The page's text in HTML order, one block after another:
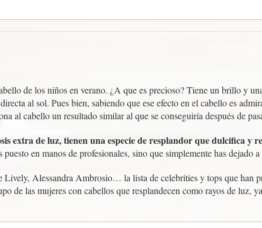
de los niños en verano. ¿A que es precioso? Tiene un brillo y
al sol. Pues bien, sabiendo que ese efecto en el cabello es
al cabello un resultado similar al que se conseguiría después de
extra de luz, tienen una especie de resplandor que dulcifica y
en manos de profesionales, sino que simplemente has dejado
Lively, Alessandra Ambrosio… la lista de celebrities y tops que han
de las mujeres con cabellos que resplandecen como rayos de luz,